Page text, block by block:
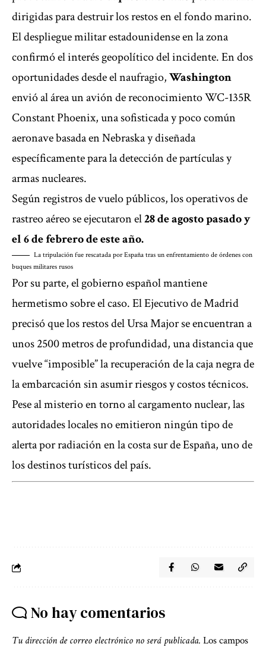
dirigidas para destruir los restos en el fondo marino.
El despliegue militar estadounidense en la zona
confirmó el interés geopolítico del incidente. En dos
oportunidades desde el naufragio,Washington
envió al área un avión de reconocimiento WC-135R
Constant Phoenix, una sofisticada y poco común
aeronave basada en Nebraska y diseñada
específicamente para la detección de partículas y
armas nucleares.
Según registros de vuelo públicos, los operativos de
rastreo aéreo se ejecutaron el28 de agosto pasado y
el 6 de febrero de este año.
La tripulación fue rescatada por España tras un enfrentamiento de órdenes con
buques militares rusos
Por su parte, el gobierno español mantiene
hermetismo sobre el caso. El Ejecutivo de Madrid
precisó que los restos del Ursa Major se encuentran a
unos 2500 metros de profundidad, una distancia que
vuelve “imposible” la recuperación de la caja negra de
la embarcación sin asumir riesgos y costos técnicos.
Pese al misterio en torno al cargamento nuclear, las
autoridades locales no emitieron ningún tipo de
alerta por radiación en la costa sur de España, uno de
los destinos turísticos del país.
No hay comentarios
Tu dirección de correo electrónico no será publicada. Los campos